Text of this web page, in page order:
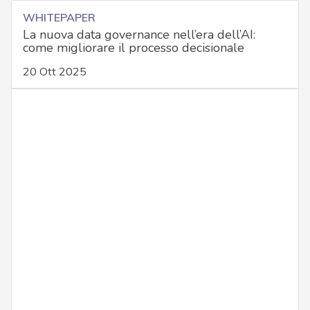
WHITEPAPER
La nuova data governance nell’era dell’AI:
come migliorare il processo decisionale
20 Ott 2025